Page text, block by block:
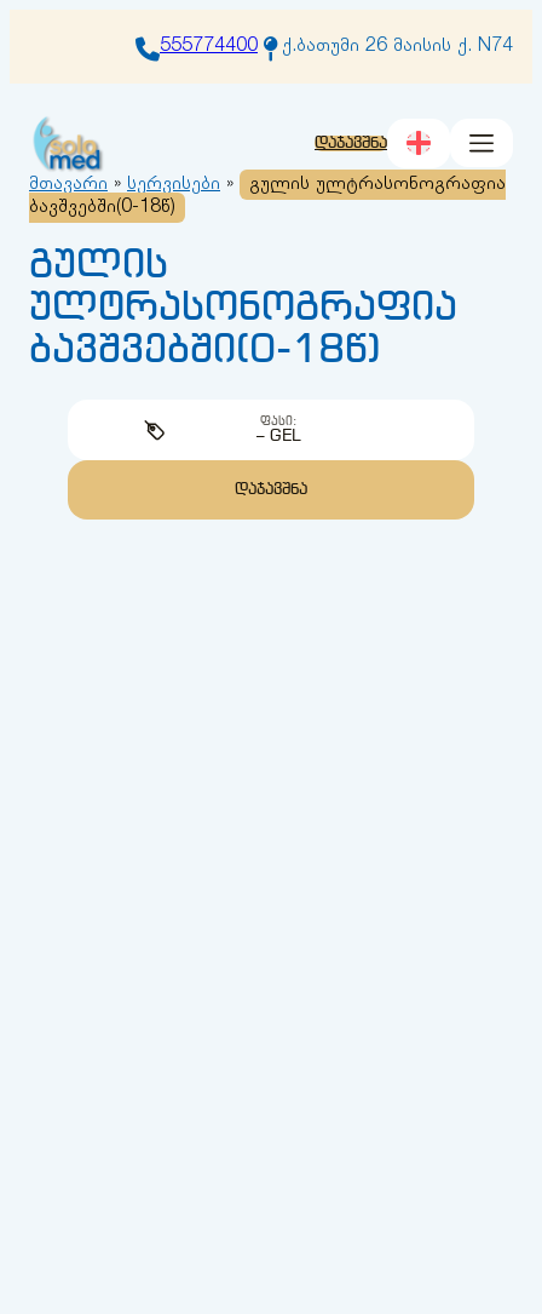
555774400 ქ.ბათუმი 26 მაისის ქ. N74
დაჯავშნა
მთავარი » სერვისები »
გულის ულტრასონოგრაფია
ბავშვებში(0-18წ)
გულის
ულტრასონოგრაფია
ბავშვებში(0-18წ)
ᲤᲐᲡᲘ:
– GEL
ᲓᲐᲯᲐᲕᲨᲜᲐ